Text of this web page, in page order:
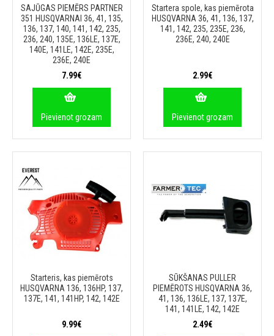
SAJŪGAS PIEMĒRS PARTNER
351 HUSQVARNAI 36, 41, 135,
136, 137, 140, 141, 142, 235,
236, 240, 135E, 136LE, 137E,
140E, 141LE, 142E, 235E,
236E, 240E
7.99€
Pievienot grozam
Startera spole, kas piemērota
HUSQVARNA 36, 41, 136, 137,
141, 142, 235, 235E, 236,
236E, 240, 240E
2.99€
Pievienot grozam
Starteris, kas piemērots
HUSQVARNA 136, 136HP, 137,
137E, 141, 141HP, 142, 142E
9.99€
SŪKŠANAS PULLER
PIEMĒROTS HUSQVARNA 36,
41, 136, 136LE, 137, 137E,
141, 141LE, 142, 142E
2.49€